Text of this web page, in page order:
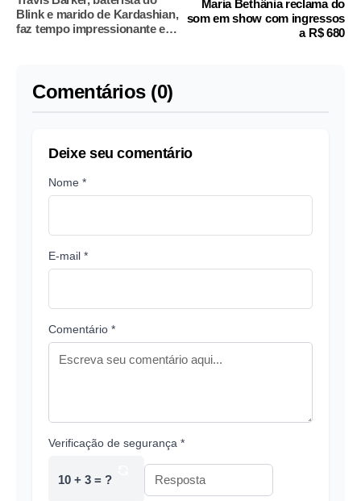
Blink e marido de Kardashian,
faz tempo impressionante em
Maria Bethânia reclama do
som em show com ingressos
a R$ 680
Comentários (0)
Deixe seu comentário
Nome *
E-mail *
Comentário *
Verificação de segurança *
10 + 3 = ?